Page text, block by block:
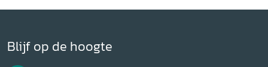
Blijf op de hoogte